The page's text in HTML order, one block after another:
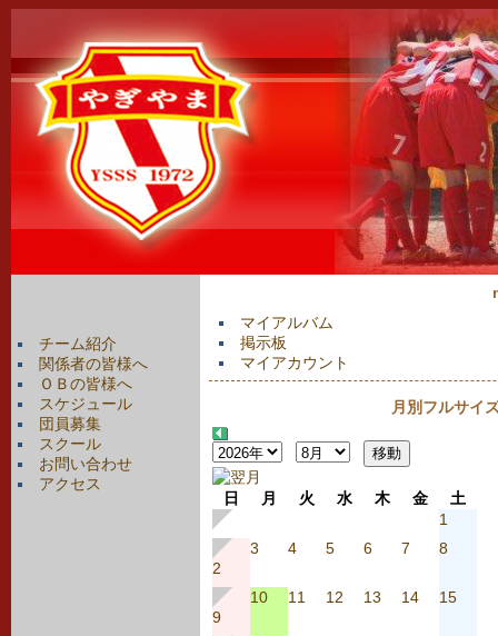
チーム紹介
関係者の皆様へ
ＯＢの皆様へ
スケジュール
団員募集
スクール
お問い合わせ
アクセス
マイアルバム
掲示板
マイアカウント
月別フルサイ
日 月 火 水 木 金
土
1
2
3 4 5 6 7 8
9
10 11 12 13 14 15